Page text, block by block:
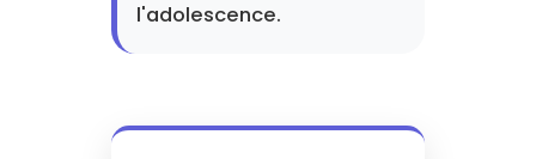
l'adolescence.